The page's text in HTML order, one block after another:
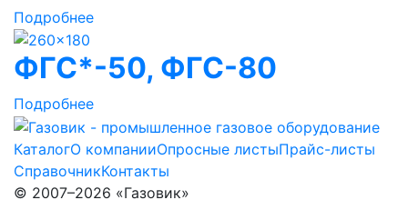
Подробнее
ФГС*-50, ФГС-80
Подробнее
КаталогО компанииОпросные листыПрайс-листы
СправочникКонтакты
© 2007–2026 «Газовик»